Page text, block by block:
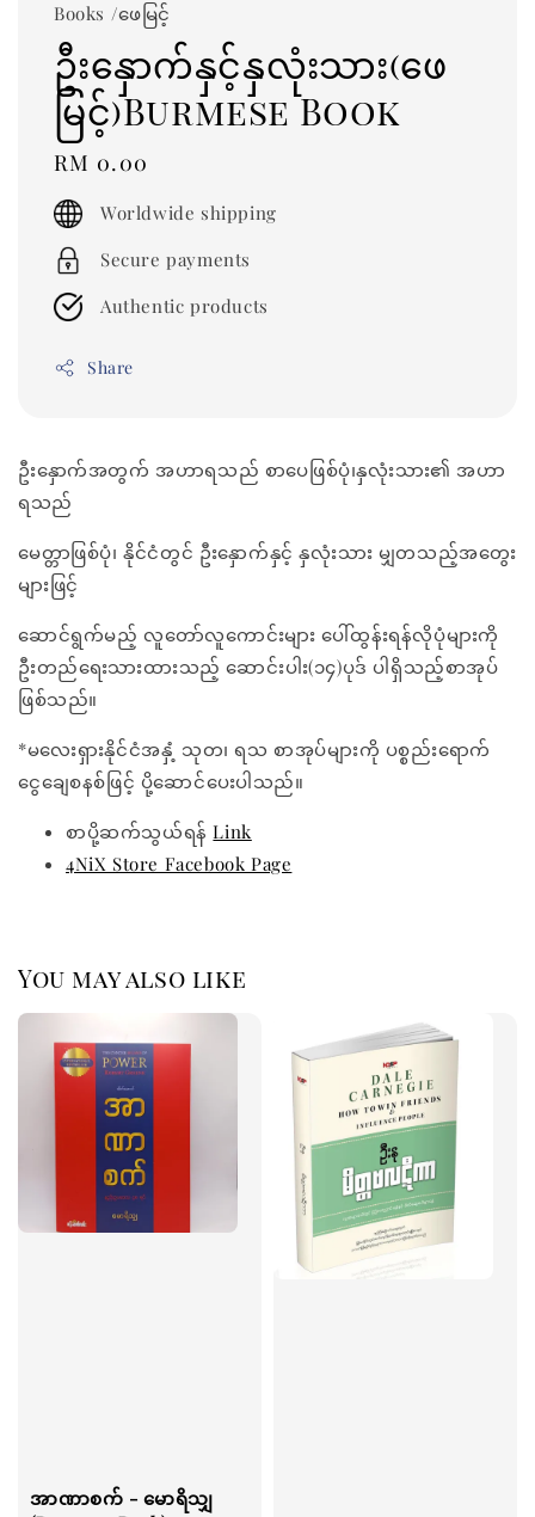
Books /ဖေမြင့်
ဦးနှောက်နှင့်နှလုံးသား(ဖေ
မြင့်)Burmese Book
Regular
price
RM 0.00
Worldwide shipping
Secure payments
Authentic products
Share
ဦးနှောက်အတွက် အဟာရသည် စာပေဖြစ်ပုံ၊နှလုံးသား၏ အဟာ
ရသည်
မေတ္တာဖြစ်ပုံ၊ နိုင်ငံတွင် ဦးနှောက်နှင့် နှလုံးသား မျှတသည့်အတွေး
များဖြင့်
ဆောင်ရွက်မည့် လူတော်လူကောင်းများ ပေါ်ထွန်းရန်လိုပုံများကို
ဦးတည်ရေးသားထားသည့် ဆောင်းပါး(၁၄)ပုဒ် ပါရှိသည့်စာအုပ်
ဖြစ်သည်။
*မလေးရှားနိုင်ငံအနှံ့ သုတ၊ ရသ စာအုပ်များကို ပစ္စည်းရောက်
ငွေချေစနစ်ဖြင့် ပို့ဆောင်ပေးပါသည်။
စာပို့ဆက်သွယ်ရန်Link
4NiX Store Facebook Page
You may also like
အာဏာစက် - မောရိသျှ